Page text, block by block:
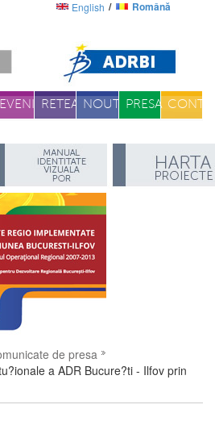
English Română
EVENIMENTE
RETEA NOUTATIPRESA
de presa
a ADR Bucure?ti - Ilfov prin